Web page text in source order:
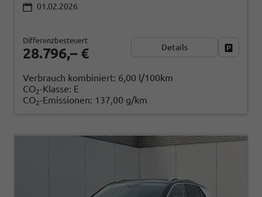
01.02.2026
28.796,– €
Differenzbesteuert
Details
Verbrauch kombiniert: 6,00 l/100km
CO2-Klasse: E
CO2-Emissionen: 137,00 g/km